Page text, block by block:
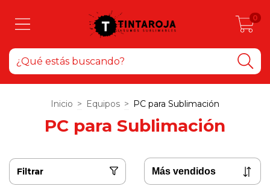
0
Inicio > Equipos > PC para Sublimación
PC para Sublimación
Filtrar